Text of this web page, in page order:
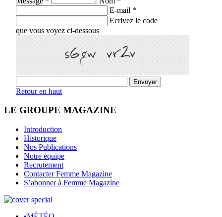
E-mail *
Ecrivez le code
que vous voyez ci-dessous
Retour en haut
LE GROUPE MAGAZINE
Introduction
Historique
Nos Publications
Notre équipe
Recrutement
Contacter Femme Magazine
S’abonner à Femme Magazine